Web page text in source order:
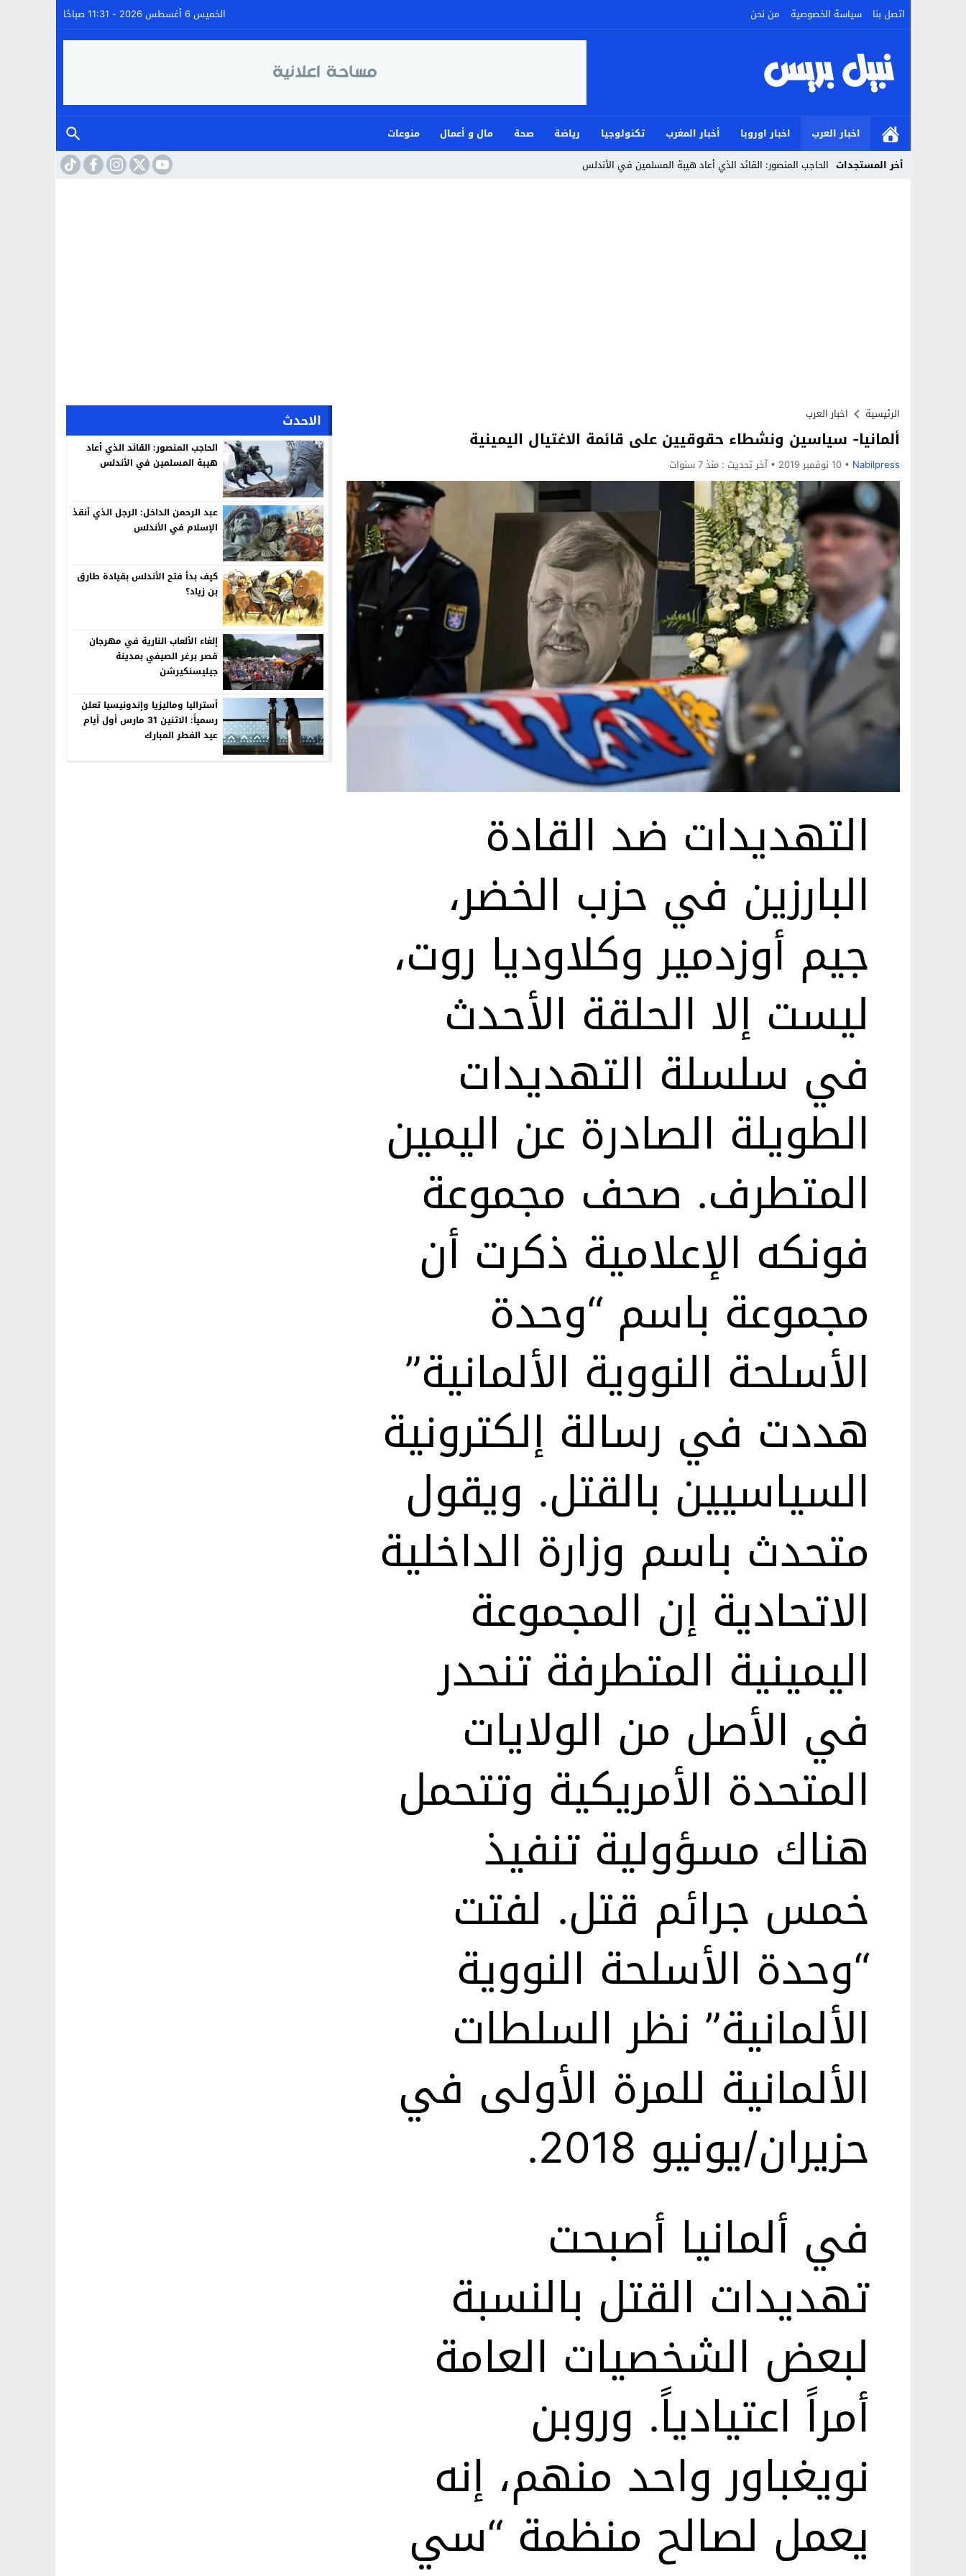
اتصل بنا سياسة الخصوصية من نحن الخميس 6 أغسطس 2026 - 11:31 صباحًا
اخبار العرب اخبار اوروبا أخبار المغرب تكنولوجيا رياضة صحة مال و أعمال
منوعات
أخر المستجدات _
الرئيسية اخبار العرب
ألمانيا- سياسين ونشطاء حقوقيين على قائمة الاغتيال اليمينية
Nabilpress 10 نوفمبر 2019 آخر تحديث : منذ 7 سنوات
التهديدات ضد القادة
البارزين في حزب الخضر،
جيم أوزدمير وكلاوديا روت،
ليست إلا الحلقة الأحدث
في سلسلة التهديدات
الطويلة الصادرة عن اليمين
المتطرف. صحف مجموعة
فونكه الإعلامية ذكرت أن
مجموعة باسم “وحدة
الأسلحة النووية الألمانية”
هددت في رسالة إلكترونية
السياسيين بالقتل. ويقول
متحدث باسم وزارة الداخلية
الاتحادية إن المجموعة
اليمينية المتطرفة تنحدر
في الأصل من الولايات
المتحدة الأمريكية وتتحمل
هناك مسؤولية تنفيذ
خمس جرائم قتل. لفتت
“وحدة الأسلحة النووية
الألمانية” نظر السلطات
الألمانية للمرة الأولى في
حزيران/يونيو 2018
.
في ألمانيا أصبحت
تهديدات القتل بالنسبة
لبعض الشخصيات العامة
أمراً اعتيادياً. وروبن
نويغباور واحد منهم، إنه
يعمل لصالح منظمة “سي
الاحدث
الحاجب المنصور: القائد الذي أعاد
هيبة المسلمين في الأندلس
عبد الرحمن الداخل: الرجل الذي أنقذ
الإسلام في الأندلس
كيف بدأ فتح الأندلس بقيادة طارق
بن زياد؟
إلغاء الألعاب النارية في مهرجان
قصر برغر الصيفي بمدينة
جيليسنكيرشن
أستراليا وماليزيا وإندونيسيا تعلن
رسمياً: الاثنين 31 مارس أول أيام
عيد الفطر المبارك